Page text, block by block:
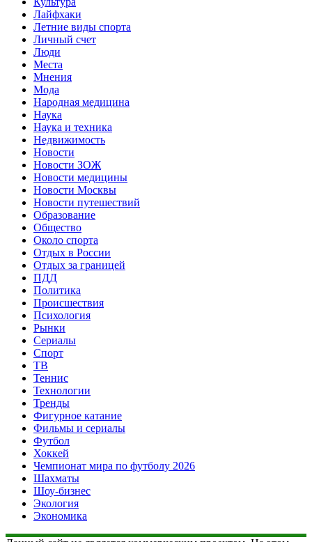
Лайфхаки
Летние виды спорта
Личный счет
Люди
Места
Мнения
Мода
Народная медицина
Наука
Наука и техника
Недвижимость
Новости
Новости ЗОЖ
Новости медицины
Новости Москвы
Новости путешествий
Образование
Общество
Около спорта
Отдых в России
Отдых за границей
ПДД
Политика
Происшествия
Психология
Рынки
Сериалы
Спорт
ТВ
Теннис
Технологии
Тренды
Фигурное катание
Фильмы и сериалы
Футбол
Хоккей
Чемпионат мира по футболу 2026
Шахматы
Шоу-бизнес
Экология
Экономика